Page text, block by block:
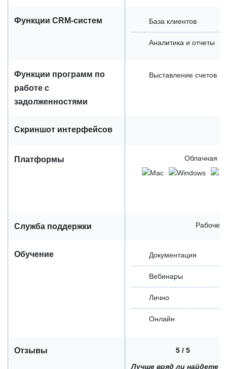
Функции CRM-систем База клиентов
Аналитика и отчеты
Функции программ по
работе с
задолженностями
Выставление счетов
Скриншот интерфейсов
Платформы Облачная /
Служба поддержки Рабочее
Обучение Документация
Вебинары
Лично
Онлайн
Отзывы
5 / 5
Лучше вряд ли найдете